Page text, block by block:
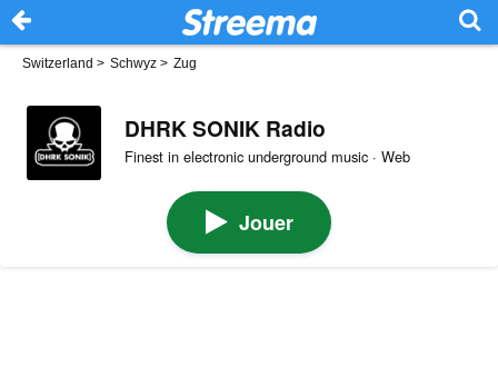
Switzerland > Schwyz > Zug
DHRK SONIK Radio
Finest in electronic underground music · Web
Jouer